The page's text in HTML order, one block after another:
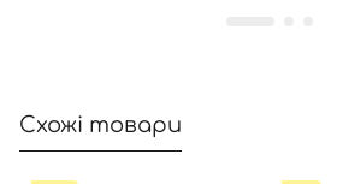
Схожі товари